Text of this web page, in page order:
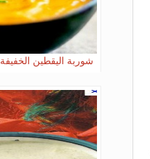
شوربة اليقطين الخفيفة